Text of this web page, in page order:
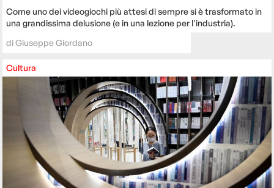
Come uno dei videogiochi più attesi di sempre si è trasformato in
una grandissima delusione (e in una lezione per l'industria).
diGiuseppe Giordano
Cultura